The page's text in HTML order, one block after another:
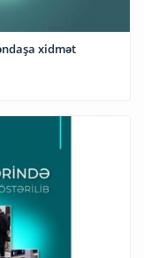
xidmət